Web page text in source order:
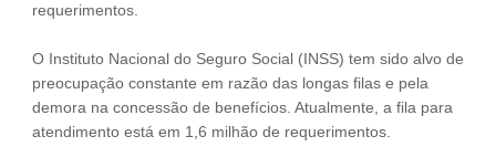
requerimentos.
O Instituto Nacional do Seguro Social (INSS) tem sido alvo de
preocupação constante em razão das longas filas e pela
demora na concessão de benefícios. Atualmente, a fila para
atendimento está em 1,6 milhão de requerimentos.